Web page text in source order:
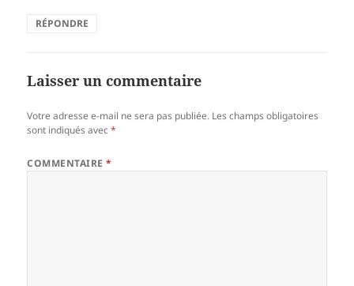
RÉPONDRE
Laisser un commentaire
Votre adresse e-mail ne sera pas publiée. Les champs obligatoires
sont indiqués avec*
COMMENTAIRE*